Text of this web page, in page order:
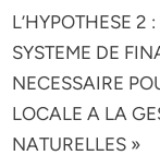
L’HYPOTHESE 2
SYSTEME DE
NECESSAIRE
LOCALE A LA
NATURELLES »